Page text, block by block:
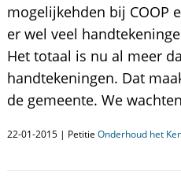
mogelijkehden bij COOP
er wel veel
Het totaal is nu al meer
handtekeningen. Dat
de gemeente. We
22-01-2015 | Petitie Onderhoud het